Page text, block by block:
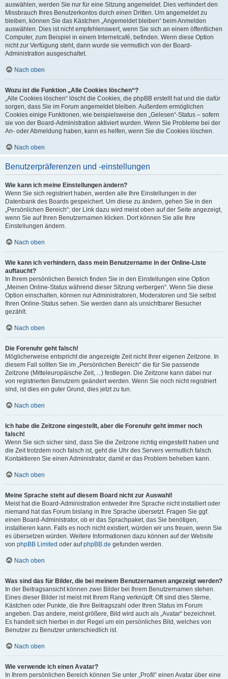
auswählen, werden Sie nur für eine Sitzung angemeldet. Dies verhindert den
Missbrauch Ihres Benutzerkontos durch einen Dritten. Um angemeldet zu
bleiben, können Sie das Kästchen „Angemeldet bleiben“ beim Anmelden
auswählen. Dies ist nicht empfehlenswert, wenn Sie sich an einem öffentlichen
Computer, zum Beispiel in einem Internetcafé, befinden. Wenn diese Option
nicht zur Verfügung steht, dann wurde sie vermutlich von der Board-
Administration ausgeschaltet.
Nach oben
Wozu ist die Funktion „Alle Cookies löschen“?
„Alle Cookies löschen“ löscht die Cookies, die phpBB erstellt hat und die dafür
sorgen, dass Sie im Forum angemeldet bleiben. Außerdem ermöglichen
Cookies einige Funktionen, wie beispielsweise den „Gelesen“-Status – sofern
sie von der Board-Administration aktiviert wurden. Wenn Sie Probleme bei der
An- oder Abmeldung haben, kann es helfen, wenn Sie die Cookies löschen.
Nach oben
Benutzerpräferenzen und -einstellungen
Wie kann ich meine Einstellungen ändern?
Wenn Sie sich registriert haben, werden alle Ihre Einstellungen in der
Datenbank des Boards gespeichert. Um diese zu ändern, gehen Sie in den
„Persönlichen Bereich“; der Link dazu wird meist oben auf der Seite angezeigt,
wenn Sie auf Ihren Benutzernamen klicken. Dort können Sie alle Ihre
Einstellungen ändern.
Nach oben
Wie kann ich verhindern, dass mein Benutzername in der Online-Liste
auftaucht?
In Ihrem persönlichen Bereich finden Sie in den Einstellungen eine Option
„Meinen Online-Status während dieser Sitzung verbergen“. Wenn Sie diese
Option einschalten, können nur Administratoren, Moderatoren und Sie selbst
Ihren Online-Status sehen. Sie werden dann als unsichtbarer Besucher
gezählt.
Nach oben
Die Forenuhr geht falsch!
Möglicherweise entspricht die angezeigte Zeit nicht Ihrer eigenen Zeitzone. In
diesem Fall sollten Sie im „Persönlichen Bereich“ die für Sie passende
Zeitzone (Mitteleuropäische Zeit, ...) festlegen. Die Zeitzone kann dabei nur
von registrierten Benutzern geändert werden. Wenn Sie noch nicht registriert
sind, ist dies ein guter Grund, dies jetzt zu tun.
Nach oben
Ich habe die Zeitzone eingestellt, aber die Forenuhr geht immer noch
falsch!
Wenn Sie sich sicher sind, dass Sie die Zeitzone richtig eingestellt haben und
die Zeit trotzdem noch falsch ist, geht die Uhr des Servers vermutlich falsch.
Kontaktieren Sie einen Administrator, damit er das Problem beheben kann.
Nach oben
Meine Sprache steht auf diesem Board nicht zur Auswahl!
Meist hat die Board-Administration entweder Ihre Sprache nicht installiert oder
niemand hat das Forum bislang in Ihre Sprache übersetzt. Fragen Sie ggf.
einen Board-Administrator, ob er das Sprachpaket, das Sie benötigen,
installieren kann. Falls es noch nicht existiert, würden wir uns freuen, wenn Sie
es übersetzen würden. Weitere Informationen dazu können auf der Website
von phpBB Limited oder aufphpBB.de gefunden werden.
Nach oben
Was sind das für Bilder, die bei meinem Benutzernamen angezeigt werden?
In der Beitragsansicht können zwei Bilder bei Ihrem Benutzernamen stehen.
Eines dieser Bilder ist meist mit Ihrem Rang verknüpft: Oft sind dies Sterne,
Kästchen oder Punkte, die Ihre Beitragszahl oder Ihren Status im Forum
angeben. Das andere, meist größere, Bild wird auch als „Avatar“ bezeichnet.
Es handelt sich hierbei in der Regel um ein persönliches Bild, welches von
Benutzer zu Benutzer unterschiedlich ist.
Nach oben
Wie verwende ich einen Avatar?
In Ihrem persönlichen Bereich können Sie unter „Profil“ einen Avatar über eine